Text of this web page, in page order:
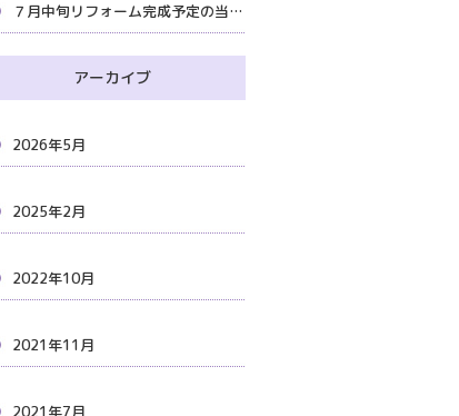
７月中旬リフォーム完成予定の当店お奨め物件！
アーカイブ
2026年5月
2025年2月
2022年10月
2021年11月
2021年7月